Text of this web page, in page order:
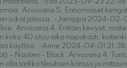
maantiellä. -Ella 2023-09-23
Arvosana 5. Erinomaiset
sukat jalassa. -Jamppa 2024-
Arvosana 4. Erittäin kevyet,
40 istuu aika napakasti,
käyttöä. -Anne 2024-04-01
– Naisten - Black. Arvosana 4.
tarkka tilauksen kanssa ja